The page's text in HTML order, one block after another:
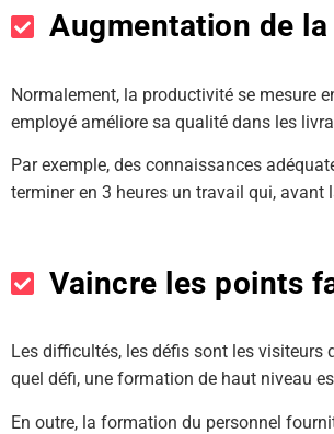
Augmentation de
Normalement, la productivité se mesure
employé améliore sa qualité dans les
Par exemple, des connaissances
terminer en 3 heures un travail qui,
Vaincre les points
Les difficultés, les défis sont les visiteurs
quel défi, une formation de haut niveau
En outre, la formation du personnel